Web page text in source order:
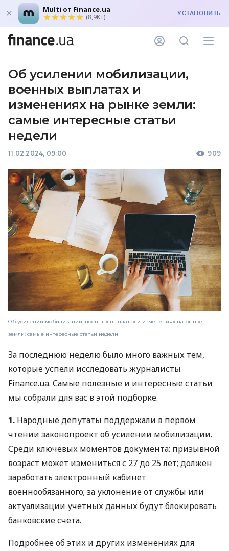
Multi от Finance.ua
(8,9K+) УСТАНОВИТЬ
Об усилении мобилизации,
военных выплатах и ​​
изменениях на рынке земли:
самые интересные статьи
недели
11.02.2024, 09:00 909
Об усилении мобилизации, военных выплатах и ​​изменениях на рынке
земли: самые интересные статьи недели
За последнюю неделю было много важных тем,
которые успели исследовать журналисты
Finance.ua. Самые полезные и интересные статьи
мы собрали для вас в этой подборке.
1. Народные депутаты поддержали в первом
чтении законопроект об усилении мобилизации.
Среди ключевых моментов документа: призывной
возраст может измениться с 27 до 25 лет; должен
заработать электронный кабинет
военнообязанного; за уклонение от службы или
актуализации учетных данных будут блокировать
банковские счета.
Подробнее об этих и других изменениях для